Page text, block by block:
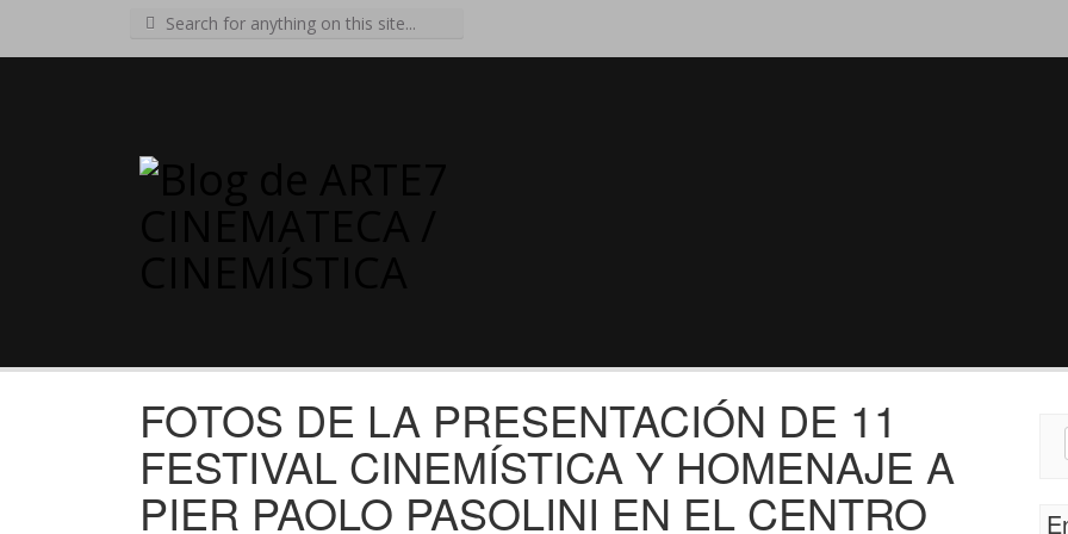
Search
FOTOS DE LA PRESENTACIÓN DE 11
FESTIVAL CINEMÍSTICA Y HOMENAJE A
PIER PAOLO PASOLINI EN EL CENTRO